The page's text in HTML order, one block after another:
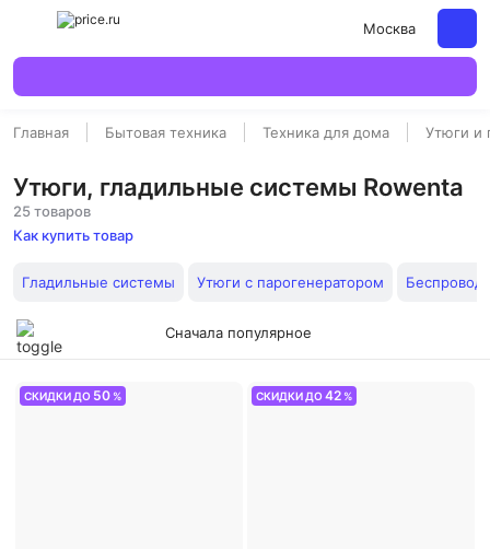
Москва
Главная Бытовая техника Техника для дома Утюги и
Утюги, гладильные системы Rowenta
25 товаров
Как купить товар
Гладильные системы Утюги с парогенератором
Сначала популярное
СКИДКИ ДО 50 % СКИДКИ ДО42 %